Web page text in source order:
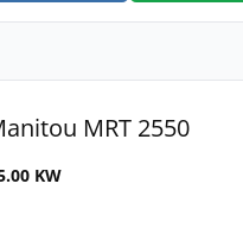
MRT 2550
KW